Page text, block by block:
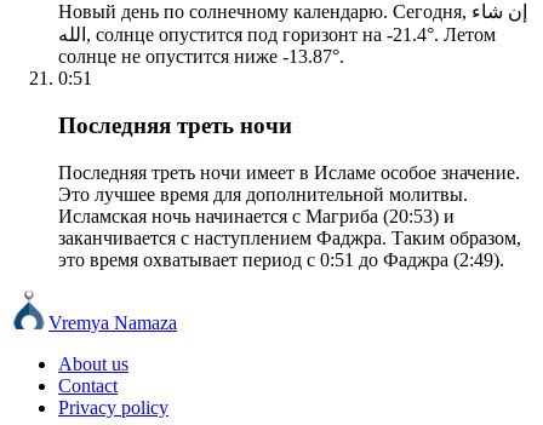
Новый день по солнечному календарю. Сегодня, إن شاء
الله, солнце опустится под горизонт на -21.4°. Летом
солнце не опустится ниже -13.87°.
0:51
Последняя треть ночи
Последняя треть ночи имеет в Исламе особое значение.
Это лучшее время для дополнительной молитвы.
Исламская ночь начинается с Магриба (20:53) и
заканчивается с наступлением Фаджра. Таким образом,
это время охватывает период с 0:51 до Фаджра (2:49).
Vremya Namaza
About us
Contact
Privacy policy